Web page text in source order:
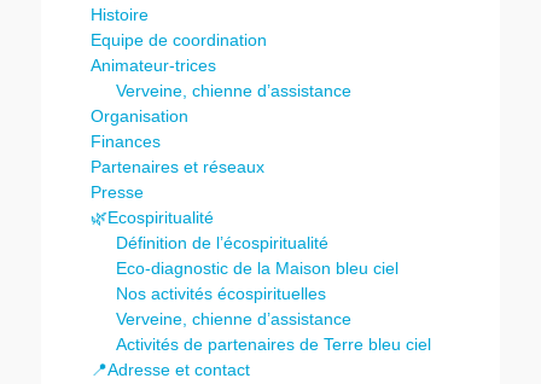
Histoire
Equipe de coordination
Animateur-trices
Verveine, chienne d’assistance
Organisation
Finances
Partenaires et réseaux
Presse
🌿Ecospiritualité
Définition de l’écospiritualité
Eco-diagnostic de la Maison bleu ciel
Nos activités écospirituelles
Verveine, chienne d’assistance
Activités de partenaires de Terre bleu ciel
📍Adresse et contact